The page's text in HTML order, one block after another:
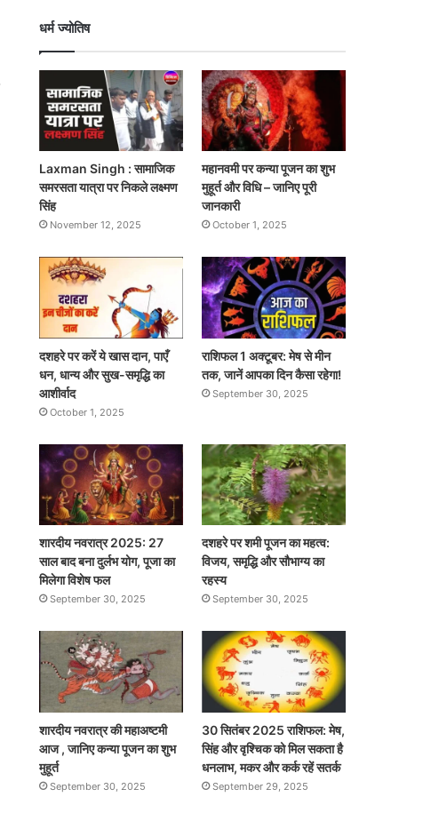
धर्म ज्योतिष
Laxman Singh : सामाजिक
समरसता यात्रा पर निकले लक्ष्मण
सिंह
November 12, 2025
महानवमी पर कन्या पूजन का शुभ
मुहूर्त और विधि – जानिए पूरी
जानकारी
October 1, 2025
दशहरे पर करें ये खास दान, पाएँ
धन, धान्य और सुख-समृद्धि का
आशीर्वाद
October 1, 2025
राशिफल 1 अक्टूबर: मेष से मीन
तक, जानें आपका दिन कैसा रहेगा!
September 30, 2025
शारदीय नवरात्र 2025: 27
साल बाद बना दुर्लभ योग, पूजा का
मिलेगा विशेष फल
September 30, 2025
दशहरे पर शमी पूजन का महत्व:
विजय, समृद्धि और सौभाग्य का
रहस्य
September 30, 2025
शारदीय नवरात्र की महाअष्टमी
आज , जानिए कन्या पूजन का शुभ
मुहूर्त
September 30, 2025
30 सितंबर 2025 राशिफल: मेष,
सिंह और वृश्चिक को मिल सकता है
धनलाभ, मकर और कर्क रहें सतर्क
September 29, 2025